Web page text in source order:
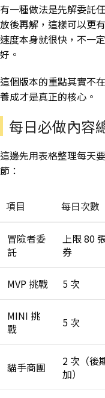
有一種做法是先解委託
放後再解，這樣可以更
速度本身就很快，不一
好。
這個版本的重點其實不
養成才是真正的核心。
每日必做內容
這邊先用表格整理每天
節：
項目 每日次數
冒險者委
託
上限 80
券
MVP 挑戰 5 次
MINI 挑
戰
5 次
貓手商團
2 次（後
加）